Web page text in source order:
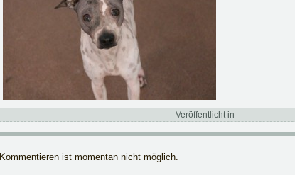
Veröffentlicht in
Kommentieren ist momentan nicht möglich.